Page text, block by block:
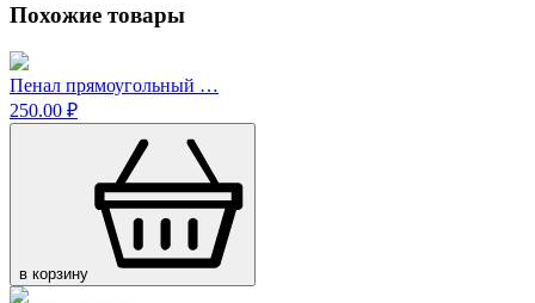
Похожие товары
Пенал прямоугольный …
250.00 ₽
в корзину